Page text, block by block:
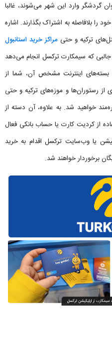
گردشگر وارد این شهر می‌شوند، غالبا
را بلافاصله به اشتراک بگذارند. اشاره
ترکیه و حتی مراکز خرید استانبول
جالبی که سیمکارت ترکسل انجام می‌دهد
اینترنت مشخص آن، شما از
رستوران‌ها و موزه‌های ترکیه و حتی
خواهید شد. به علاوه، آن دسته از
از کردیت کارت یا حساب بانکی فعال
یا وب‌سایت ترکسل اقدام به خرید